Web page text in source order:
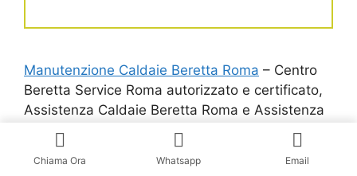
Manutenzione Caldaie Beretta Roma – Centro
Beretta Service Roma autorizzato e certificato,
Assistenza Caldaie Beretta Roma e Assistenza
Scaldabagno Beretta Roma.
Chiama Ora Whatsapp Email